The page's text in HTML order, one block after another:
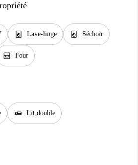
local_laundry_service Lave-linge local_laundry_service Séchoir
oven_gen Four
airline_seat_flat Lit double